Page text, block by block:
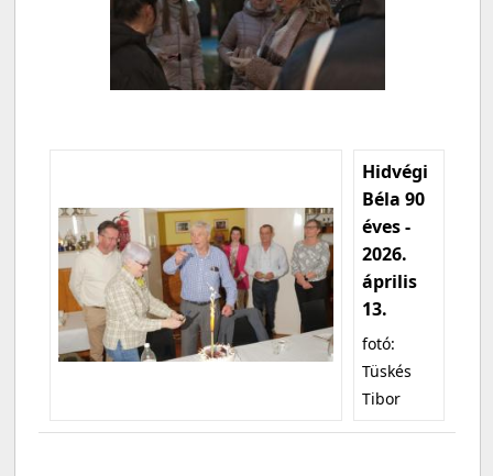
Hidvégi
Béla 90
éves -
2026.
április
13.
fotó:
Tüskés
Tibor